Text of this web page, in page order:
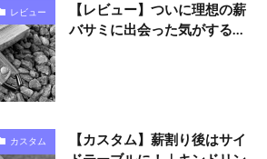
レビュー
【レビュー】ついに理想の薪
バサミに出会った気がする…
カスタム
【カスタム】薪割り後はサイ